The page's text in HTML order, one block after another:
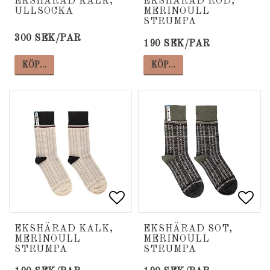
ULLSOCKA
300 SEK/PAR
KÖP…
MERINOULL
STRUMPA
190 SEK/PAR
KÖP…
Lägg till i
Lägg till i
EKSHÄRAD KALK,
MERINOULL
STRUMPA
EKSHÄRAD SOT,
MERINOULL
STRUMPA